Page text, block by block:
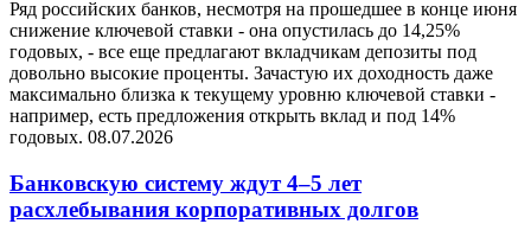
Ряд российских банков, несмотря на прошедшее в конце июня
снижение ключевой ставки - она опустилась до 14,25%
годовых, - все еще предлагают вкладчикам депозиты под
довольно высокие проценты. Зачастую их доходность даже
максимально близка к текущему уровню ключевой ставки -
например, есть предложения открыть вклад и под 14%
годовых. 08.07.2026
Банковскую систему ждут 4–5 лет
расхлебывания корпоративных долгов